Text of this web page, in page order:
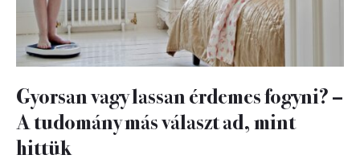
Gyorsan vagy lassan érdemes fogyni? –
A tudomány más választ ad, mint
hittük